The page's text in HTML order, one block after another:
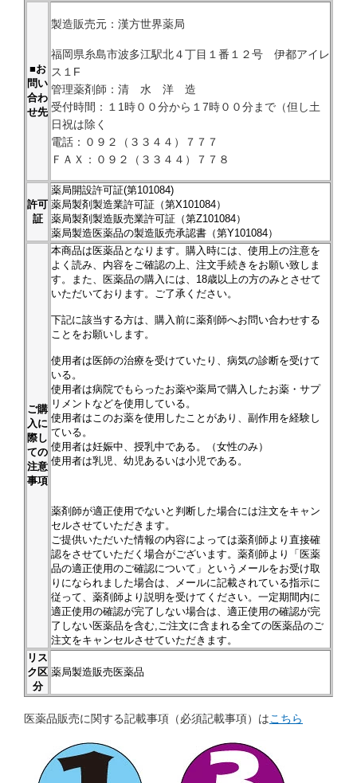
■お
問い
合わ
せ先
製造販売元：漢方世界薬局
福岡県糸島市波多江駅北４丁目１番１２号 伊都アイレ
ス１F
管理薬剤師：清 水 洋 造
受付時間：１1時００分から１7時００分まで（但し土
日祝は除く
電話：０９２（３３４４）７７７
ＦＡＸ：０９２（３３４４）７７８
許可
証
薬局開設許可証(第101084)
薬局製剤製造業許可証（第X101084）
薬局製剤製造販売業許可証（第Z101084）
薬局製造医薬品の製造販売承認書（第Y101084）
ご購
入に
際し
ての
注意
事項
本商品は医薬品となります。購入時には、使用上の注意を
よく読み、内容をご確認の上、注文手続きをお願い致しま
す。また、医薬品の購入には、18歳以上の方のみとさせて
いただいております。ご了承ください。
下記に該当する方は、購入前に薬剤師へお問い合わせする
ことをお願いします。
使用者は医師の治療を受けていたり、病気の診断を受けて
いる。
使用者は病院でもらったお薬や薬局で購入したお薬・サプ
リメントなどを使用している。
使用者はこのお薬を使用したことがあり、副作用を経験し
ている。
使用者は妊娠中、授乳中である。（女性のみ）
使用者は乳児、幼児あるいは小児である。
薬剤師が適正使用でないと判断した場合には注文をキャン
セルさせていただきます。
ご提供いただいた情報の内容によっては薬剤師より直接確
認をさせていただく場合がございます。薬剤師より「医薬
品の適正使用のご確認について」というメールをお受け取
りになられました場合は、メールに記載されている指示に
従って、薬剤師より説明を受けてください。一定期間内に
適正使用の確認が完了しない場合は、適正使用の確認が完
了しない医薬品を含む,ご注文に含まれる全ての医薬品のご
注文をキャンセルさせていただきます。
リス
ク区
分
薬局製造販売医薬品
医薬品販売に関する記載事項（必須記載事項）はこちら